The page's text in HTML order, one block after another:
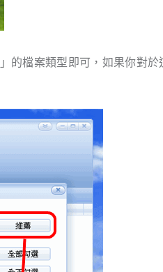
」的檔案類型即可，如果你對於